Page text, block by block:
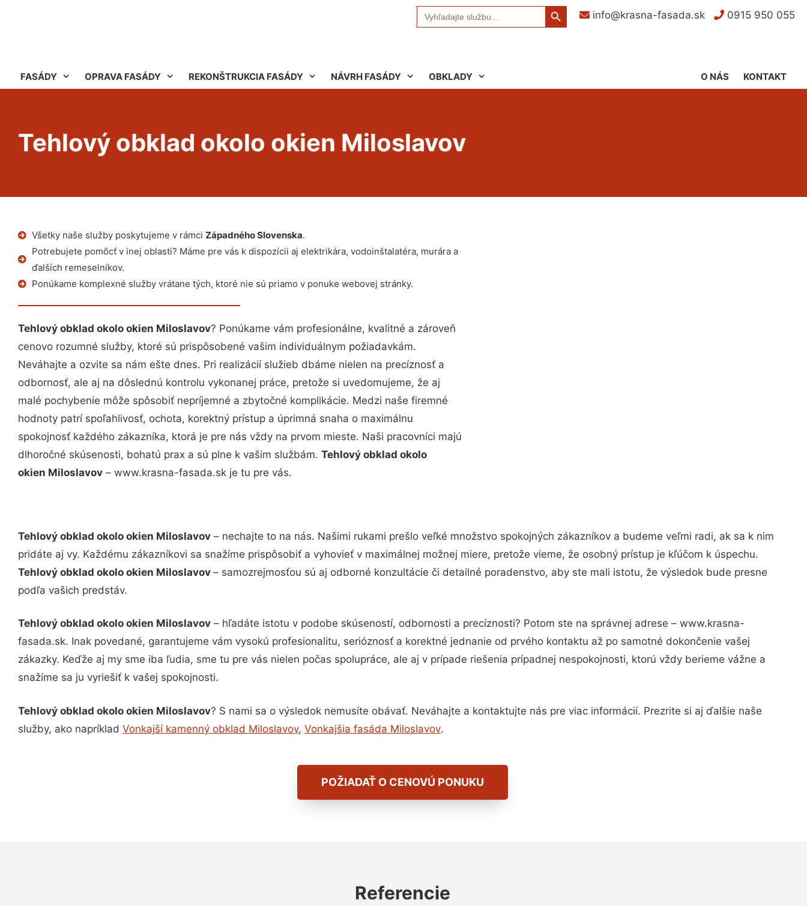
Search
for:
Search Button
info@krasna-fasada.sk
0915 950 055
FASÁDY OPRAVA FASÁDY REKONŠTRUKCIA FASÁDY NÁVRH FASÁDY OBKLADY KONTAKT
O NÁS
Tehlový obklad okolo okien Miloslavov
Všetky naše služby poskytujeme v rámci Západného Slovenska.
Potrebujete pomôcť v inej oblasti? Máme pre vás k dispozícii aj elektrikára, vodoinštalatéra, murára a
ďalších remeselníkov.
Ponúkame komplexné služby vrátane tých, ktoré nie sú priamo v ponuke webovej stránky.
Tehlový obklad okolo okien Miloslavov? Ponúkame vám profesionálne, kvalitné a zároveň
cenovo rozumné služby, ktoré sú prispôsobené vašim individuálnym požiadavkám.
Neváhajte a ozvite sa nám ešte dnes. Pri realizácií služieb dbáme nielen na precíznosť a
odbornosť, ale aj na dôslednú kontrolu vykonanej práce, pretože si uvedomujeme, že aj
malé pochybenie môže spôsobiť nepríjemné a zbytočné komplikácie. Medzi naše firemné
hodnoty patrí spoľahlivosť, ochota, korektný prístup a úprimná snaha o maximálnu
spokojnosť každého zákazníka, ktorá je pre nás vždy na prvom mieste. Naši pracovníci majú
dlhoročné skúsenosti, bohatú prax a sú plne k vašim službám. Tehlový obklad okolo
okien Miloslavov – www.krasna-fasada.sk je tu pre vás.
Tehlový obklad okolo okien Miloslavov – nechajte to na nás. Našimi rukami prešlo veľké množstvo spokojných zákazníkov a budeme veľmi radi, ak sa k nim
pridáte aj vy. Každému zákazníkovi sa snažíme prispôsobiť a vyhovieť v maximálnej možnej miere, pretože vieme, že osobný prístup je kľúčom k úspechu.
Tehlový obklad okolo okien Miloslavov – samozrejmosťou sú aj odborné konzultácie či detailné poradenstvo, aby ste mali istotu, že výsledok bude presne
podľa vašich predstáv.
Tehlový obklad okolo okien Miloslavov – hľadáte istotu v podobe skúseností, odbornosti a precíznosti? Potom ste na správnej adrese – www.krasna-
fasada.sk. Inak povedané, garantujeme vám vysokú profesionalitu, serióznosť a korektné jednanie od prvého kontaktu až po samotné dokončenie vašej
zákazky. Keďže aj my sme iba ľudia, sme tu pre vás nielen počas spolupráce, ale aj v prípade riešenia prípadnej nespokojnosti, ktorú vždy berieme vážne a
snažíme sa ju vyriešiť k vašej spokojnosti.
Tehlový obklad okolo okien Miloslavov? S nami sa o výsledok nemusíte obávať. Neváhajte a kontaktujte nás pre viac informácií. Prezrite si aj ďalšie naše
služby, ako napríklad Vonkajší kamenný obklad Miloslavov, Vonkajšia fasáda Miloslavov.
POŽIADAŤ O CENOVÚ PONUKU
Referencie